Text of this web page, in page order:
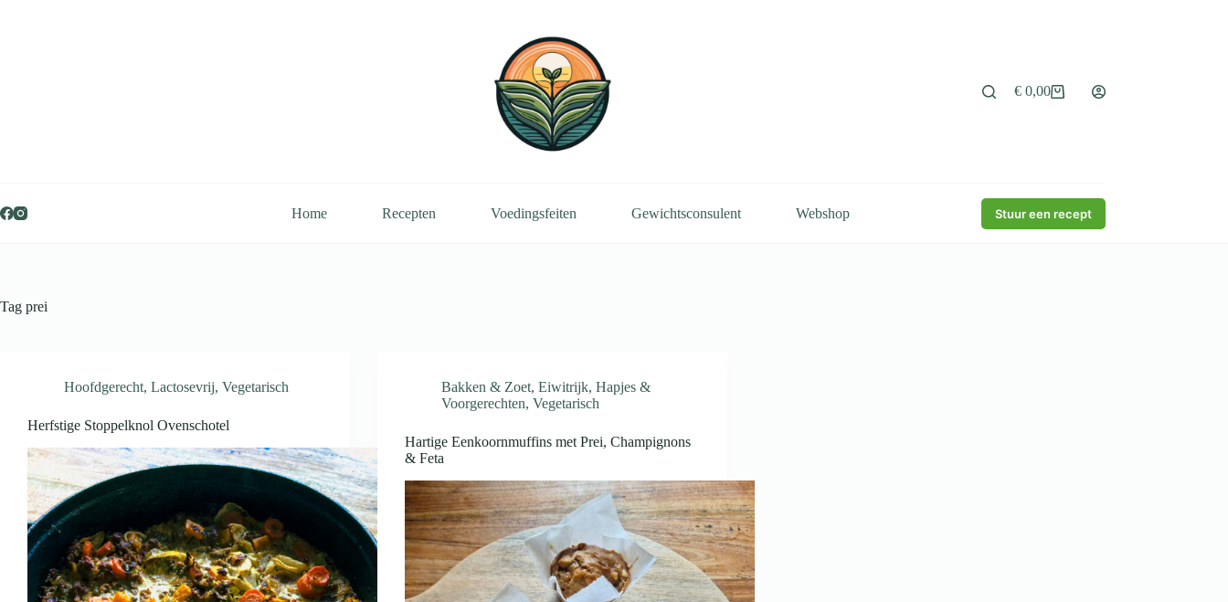
Winkelwagen
€0,00
Home Recepten Voedingsfeiten Gewichtsconsulent Webshop Stuur een recept
Tag prei
Hoofdgerecht, Lactosevrij, Vegetarisch
Herfstige Stoppelknol Ovenschotel
Bakken & Zoet,Eiwitrijk,Hapjes &
Voorgerechten,Vegetarisch
Hartige Eenkoornmuffins met Prei, Champignons
& Feta